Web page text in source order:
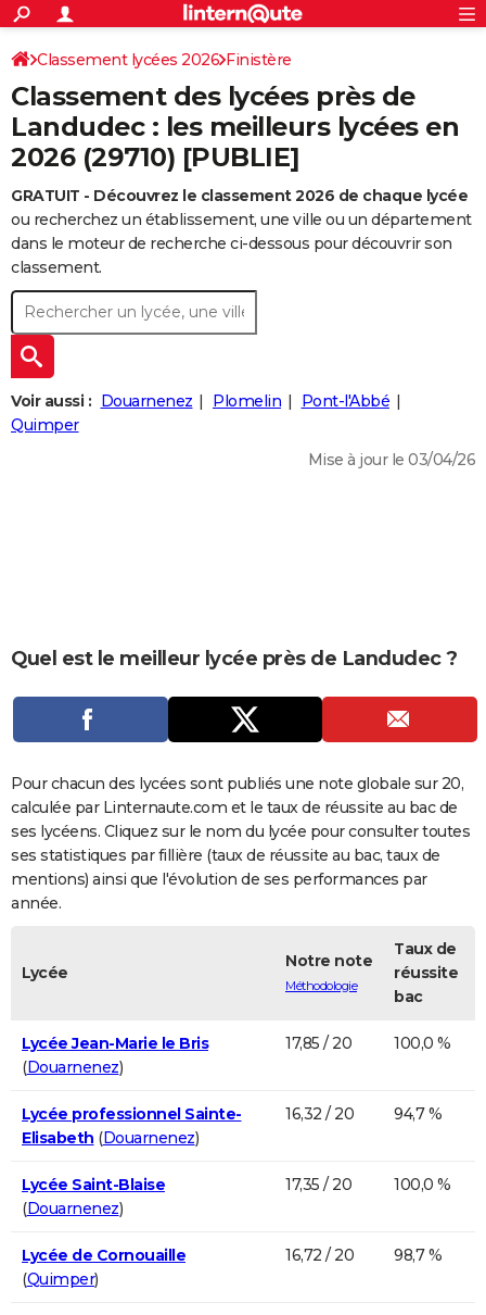
ACTUALITÉS
Politique
Société
Faits Divers
Education
Monde
Villes
+
SPORT
Coupe du monde 2026
Football
Tennis
Cyclisme
Rugby
Forum
CULTURE
Programme TV
TNT
Streaming
Cinéma
Sorties cinéma
Musique
+
FINANCE
Retraite
Impôts
Epargne
Immobilier
Risques naturels par ville
Banque
Assurance
Crédit
AUTO
Essais
Réserver un essai
Citadines
Berlines
SUV
Forum auto
+
HIGH-TECH
BRICOLAGE
Forum
Aménagement intérieur
Extérieur
Cuisine
Salle de bains
Jardinage
Rangement
+WEEK-END
Guides de France
Escapades
Patrimoine
Expositions
Musées
Week-end nature
+
LIFESTYLE
Art de vivre
Bien-être
Loisirs
Mode
Modes de vie
+SANTE
Dictionnaire
Biographies
Expressions
Proverbes
PROGRAMME TV
COPAINS D'AVANT
S'inscrire
Se connecter
Lycées
Collèges
Primaires
Universités
Entreprises
Service militaire
Avis de recherche
AVIS DE DÉCÈS
FORUM
Bricolage
Lifestyle
Culture
Sport
Auto
Television
Voyage
Cinema
S'inscrire
Connexion
Classement lycées 2026 Finistère
Classement des lycées près de
Landudec : les meilleurs lycées en
2026 (29710) [PUBLIE]
GRATUIT - Découvrez le classement 2026 de chaque lycée
ou recherchez un établissement, une ville ou un département
dans le moteur de recherche ci-dessous pour découvrir son
classement.
Voir aussi : Douarnenez Plomelin
Pont-l'Abbé
Quimper
Mise à jour le 03/04/26
Quel est le meilleur lycée près de Landudec ?
Pour chacun des lycées sont publiés une note globale sur 20,
calculée par Linternaute.com et le taux de réussite au bac de
ses lycéens. Cliquez sur le nom du lycée pour consulter toutes
ses statistiques par fillière (taux de réussite au bac, taux de
mentions) ainsi que l'évolution de ses performances par
année.
Lycée
Notre note
Méthodologie
Taux de
réussite
bac
Lycée Jean-Marie le Bris
(Douarnenez)
17,85 / 20 100,0 %
Lycée professionnel Sainte-
Elisabeth (Douarnenez)
16,32 / 20 94,7 %
Lycée Saint-Blaise
(Douarnenez)
17,35 / 20 100,0 %
Lycée de Cornouaille
(Quimper)
16,72 / 20 98,7 %